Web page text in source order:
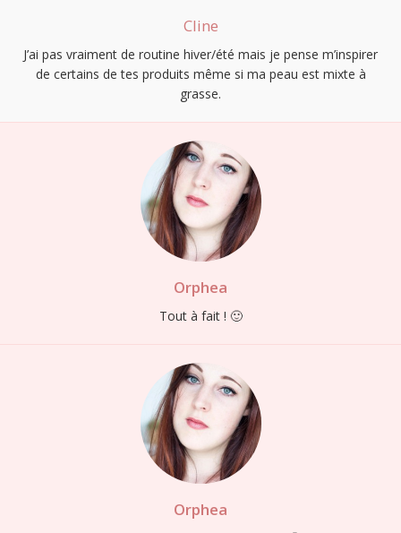
Cline
J’ai pas vraiment de routine hiver/été mais je pense m’inspirer
de certains de tes produits même si ma peau est mixte à
grasse.
Orphea
Tout à fait ! 🙂
Orphea